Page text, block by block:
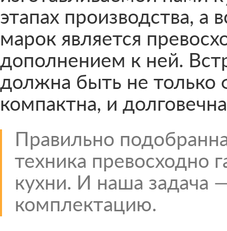
этапах производства, а
марок является
дополнением к ней.
должна быть не только
компактна, и
Правильно
техника превосходно
кухни. И наша задача
комплектацию.